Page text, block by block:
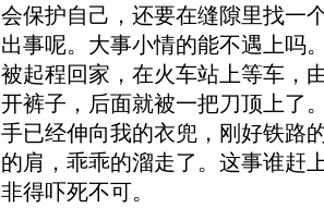
会保护自己，还要在缝隙里找一
出事呢。大事小情的能不遇上吗
被起程回家，在火车站上等车，
开裤子，后面就被一把刀顶上了
手已经伸向我的衣兜，刚好铁路
的肩，乖乖的溜走了。这事谁赶
非得吓死不可。